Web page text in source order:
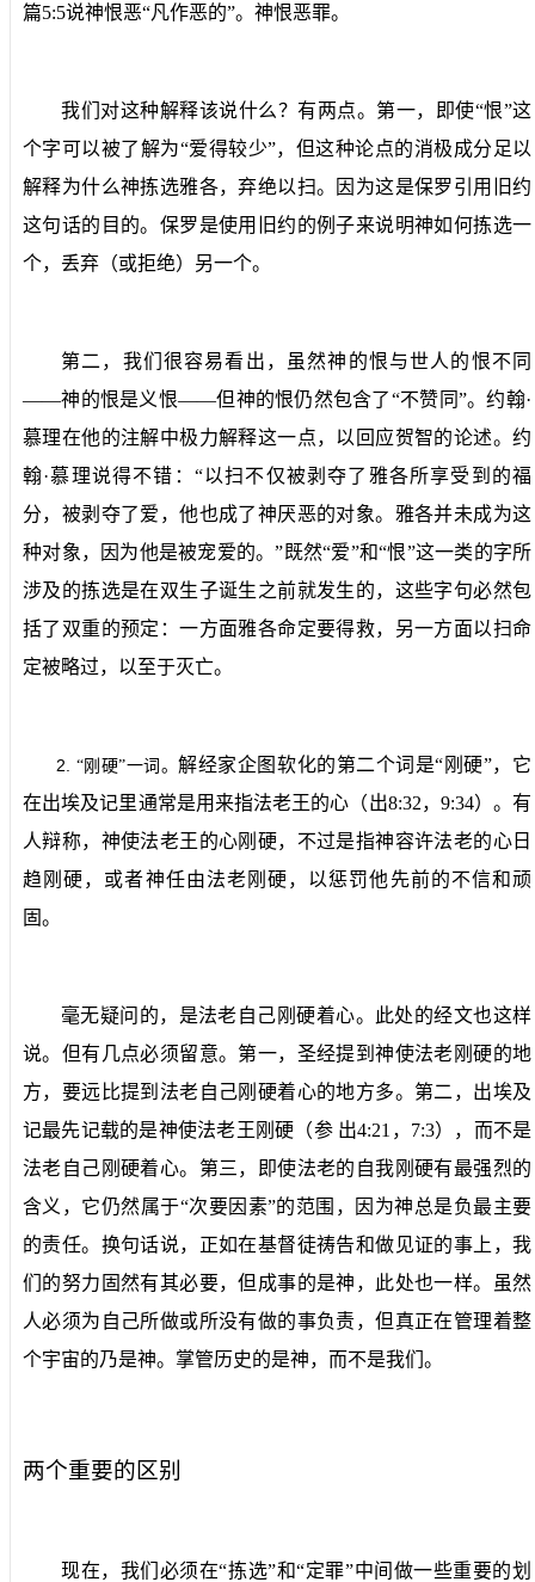
篇5:5说神恨恶“凡作恶的”。神恨恶罪。
我们对这种解释该说什么？有两点。第一，即使“恨”这
个字可以被了解为“爱得较少”，但这种论点的消极成分足以
解释为什么神拣选雅各，弃绝以扫。因为这是保罗引用旧约
这句话的目的。保罗是使用旧约的例子来说明神如何拣选一
个，丢弃（或拒绝）另一个。
第二，我们很容易看出，虽然神的恨与世人的恨不同
——神的恨是义恨——但神的恨仍然包含了“不赞同”。约翰·
慕理在他的注解中极力解释这一点，以回应贺智的论述。约
翰·慕理说得不错：“以扫不仅被剥夺了雅各所享受到的福
分，被剥夺了爱，他也成了神厌恶的对象。雅各并未成为这
种对象，因为他是被宠爱的。”既然“爱”和“恨”这一类的字所
涉及的拣选是在双生子诞生之前就发生的，这些字句必然包
括了双重的预定：一方面雅各命定要得救，另一方面以扫命
定被略过，以至于灭亡。
2. “刚硬”一词。解经家企图软化的第二个词是“刚硬”，它
在出埃及记里通常是用来指法老王的心（出8:32， 9:34）。有
人辩称，神使法老王的心刚硬，不过是指神容许法老的心日
趋刚硬，或者神任由法老刚硬，以惩罚他先前的不信和顽
固。
毫无疑问的，是法老自己刚硬着心。此处的经文也这样
说。但有几点必须留意。第一，圣经提到神使法老刚硬的地
方，要远比提到法老自己刚硬着心的地方多。第二，出埃及
记最先记载的是神使法老王刚硬（参 出4:21 ， 7:3），而不是
法老自己刚硬着心。第三，即使法老的自我刚硬有最强烈的
含义，它仍然属于“次要因素”的范围，因为神总是负最主要
的责任。换句话说，正如在基督徒祷告和做见证的事上，我
们的努力固然有其必要，但成事的是神，此处也一样。虽然
人必须为自己所做或所没有做的事负责，但真正在管理着整
个宇宙的乃是神。掌管历史的是神，而不是我们。
两个重要的区别
现在，我们必须在“拣选”和“定罪”中间做一些重要的划